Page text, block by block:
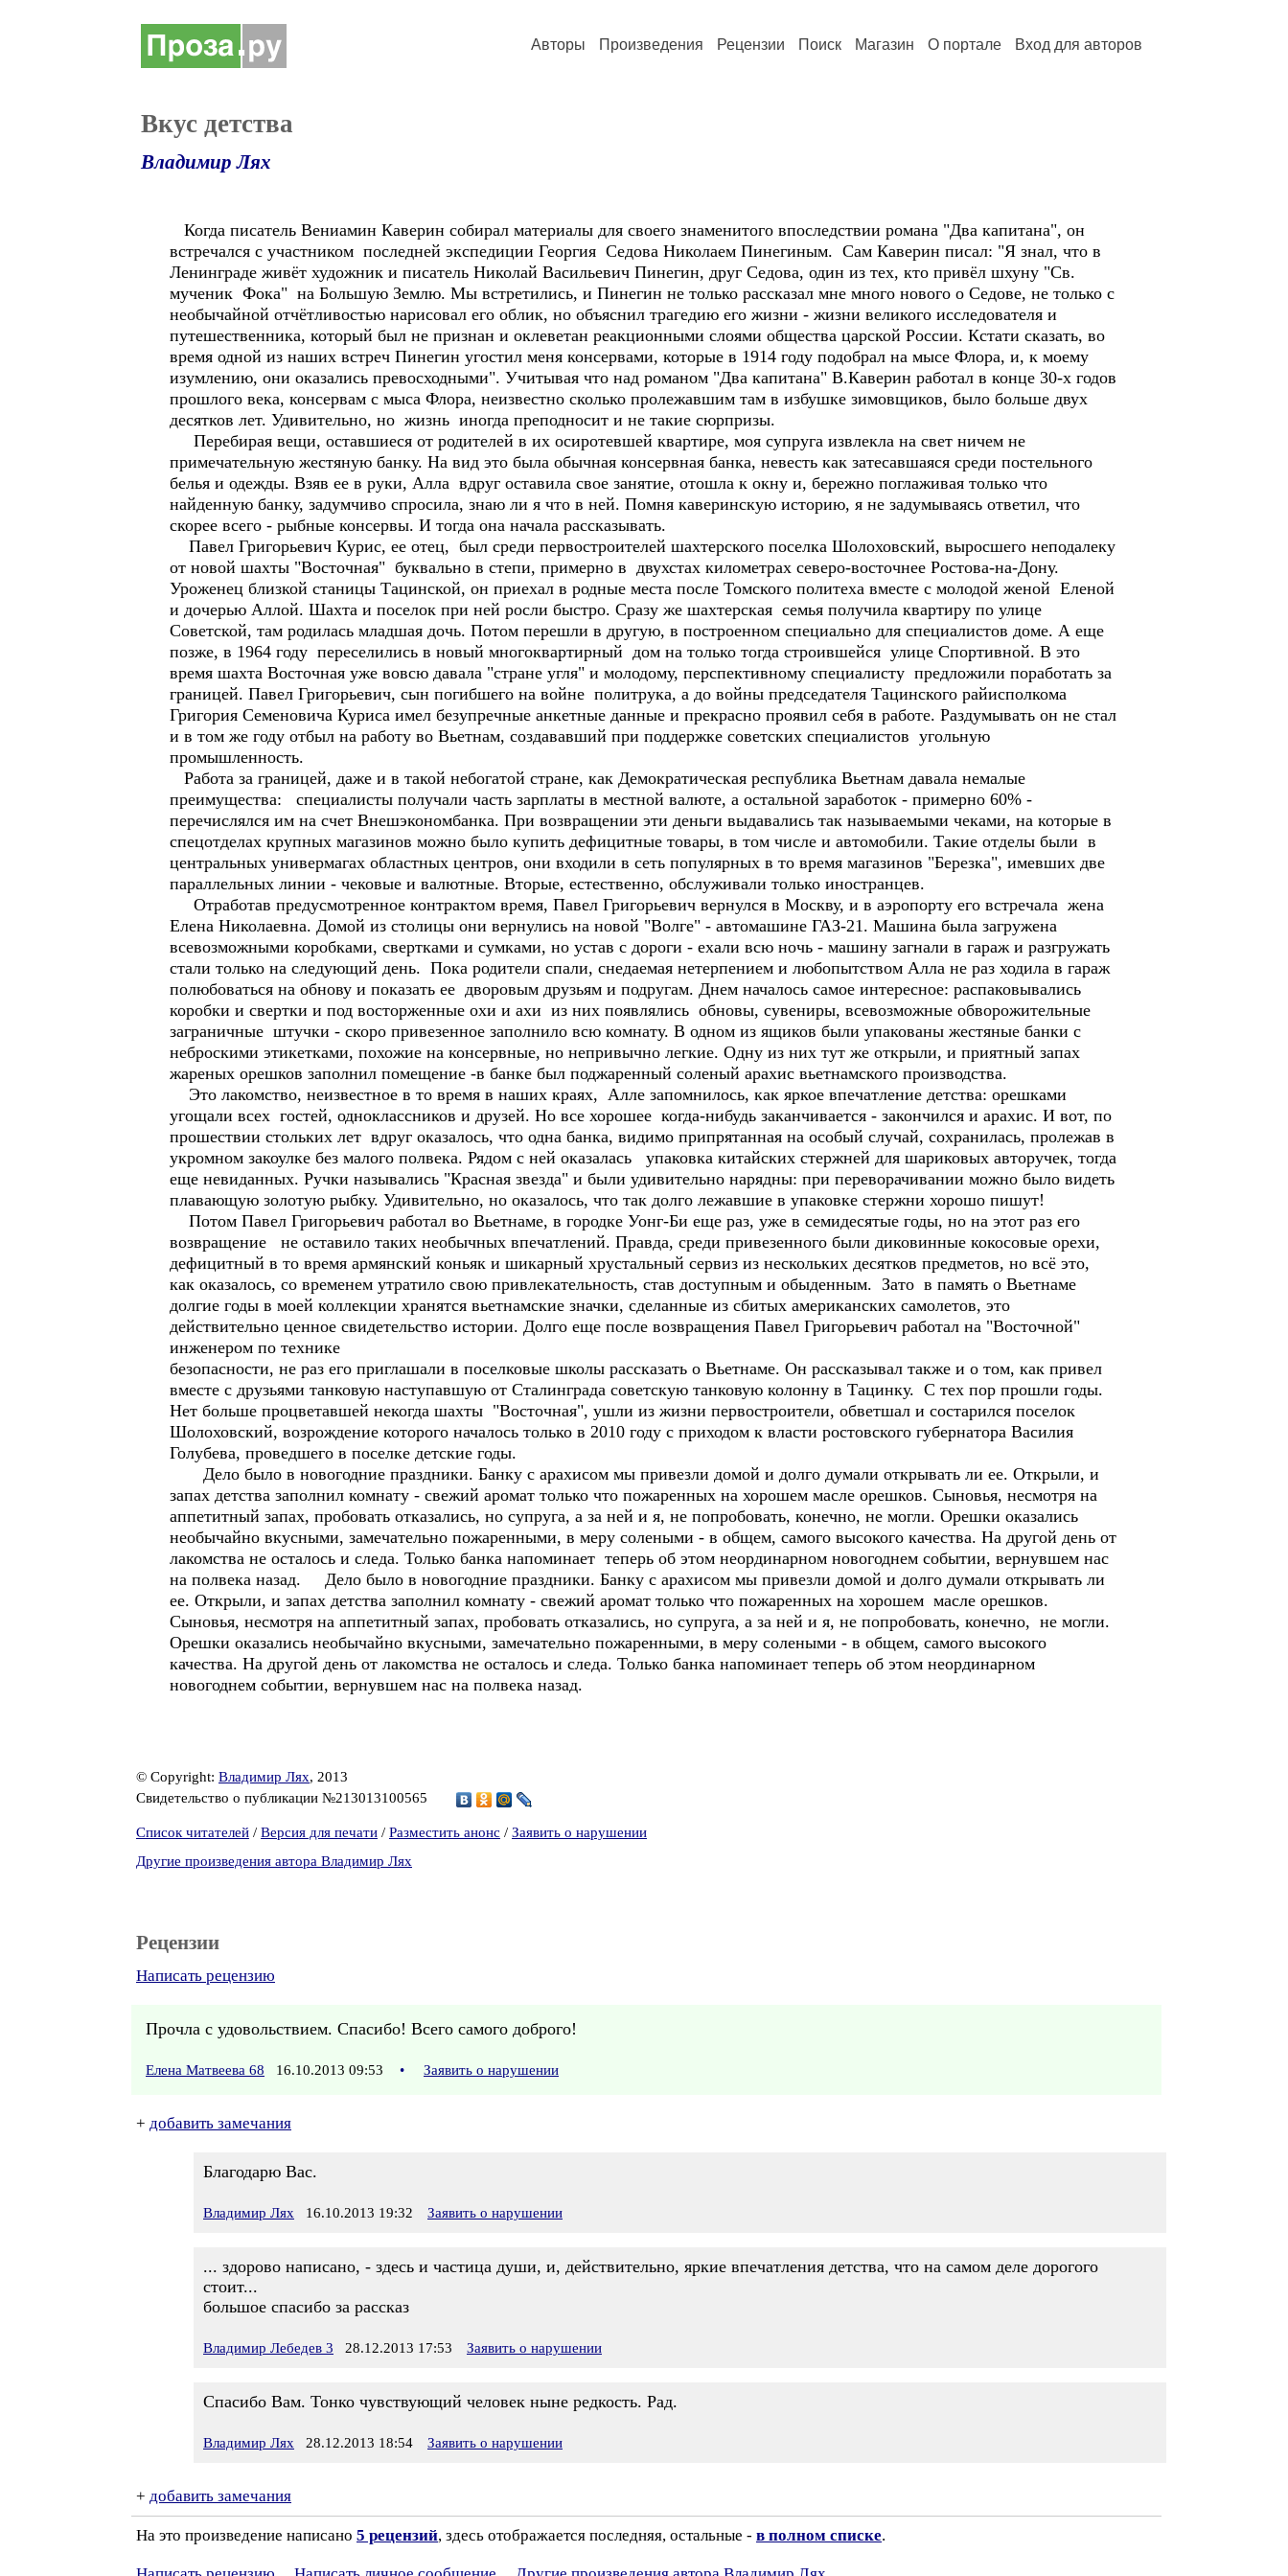
Авторы Произведения Рецензии Поиск Магазин О портале Вход для авторов
Вкус детства
Владимир Лях
Когда писатель Вениамин Каверин собирал материалы для своего знаменитого впоследствии романа "Два капитана", он
встречался с участником последней экспедиции Георгия Седова Николаем Пинегиным. Сам Каверин писал: "Я знал, что в
Ленинграде живёт художник и писатель Николай Васильевич Пинегин, друг Седова, один из тех, кто привёл шхуну "Св.
мученик Фока" на Большую Землю. Мы встретились, и Пинегин не только рассказал мне много нового о Седове, не только с
необычайной отчётливостью нарисовал его облик, но объяснил трагедию его жизни - жизни великого исследователя и
путешественника, который был не признан и оклеветан реакционными слоями общества царской России. Кстати сказать, во
время одной из наших встреч Пинегин угостил меня консервами, которые в 1914 году подобрал на мысе Флора, и, к моему
изумлению, они оказались превосходными". Учитывая что над романом "Два капитана" В.Каверин работал в конце 30-х годов
прошлого века, консервам с мыса Флора, неизвестно сколько пролежавшим там в избушке зимовщиков, было больше двух
десятков лет. Удивительно, но жизнь иногда преподносит и не такие сюрпризы.
Перебирая вещи, оставшиеся от родителей в их осиротевшей квартире, моя супруга извлекла на свет ничем не
примечательную жестяную банку. На вид это была обычная консервная банка, невесть как затесавшаяся среди постельного
белья и одежды. Взяв ее в руки, Алла вдруг оставила свое занятие, отошла к окну и, бережно поглаживая только что
найденную банку, задумчиво спросила, знаю ли я что в ней. Помня каверинскую историю, я не задумываясь ответил, что
скорее всего - рыбные консервы. И тогда она начала рассказывать.
Павел Григорьевич Курис, ее отец, был среди первостроителей шахтерского поселка Шолоховский, выросшего неподалеку
от новой шахты "Восточная" буквально в степи, примерно в двухстах километрах северо-восточнее Ростова-на-Дону.
Уроженец близкой станицы Тацинской, он приехал в родные места после Томского политеха вместе с молодой женой Еленой
и дочерью Аллой. Шахта и поселок при ней росли быстро. Сразу же шахтерская семья получила квартиру по улице
Советской, там родилась младшая дочь. Потом перешли в другую, в построенном специально для специалистов доме. А еще
позже, в 1964 году переселились в новый многоквартирный дом на только тогда строившейся улице Спортивной. В это
время шахта Восточная уже вовсю давала "стране угля" и молодому, перспективному специалисту предложили поработать за
границей. Павел Григорьевич, сын погибшего на войне политрука, а до войны председателя Тацинского райисполкома
Григория Семеновича Куриса имел безупречные анкетные данные и прекрасно проявил себя в работе. Раздумывать он не стал
и в том же году отбыл на работу во Вьетнам, создававший при поддержке советских специалистов угольную
промышленность.
Работа за границей, даже и в такой небогатой стране, как Демократическая республика Вьетнам давала немалые
преимущества: специалисты получали часть зарплаты в местной валюте, а остальной заработок - примерно 60% -
перечислялся им на счет Внешэкономбанка. При возвращении эти деньги выдавались так называемыми чеками, на которые в
спецотделах крупных магазинов можно было купить дефицитные товары, в том числе и автомобили. Такие отделы были в
центральных универмагах областных центров, они входили в сеть популярных в то время магазинов "Березка", имевших две
параллельных линии - чековые и валютные. Вторые, естественно, обслуживали только иностранцев.
Отработав предусмотренное контрактом время, Павел Григорьевич вернулся в Москву, и в аэропорту его встречала жена
Елена Николаевна. Домой из столицы они вернулись на новой "Волге" - автомашине ГАЗ-21. Машина была загружена
всевозможными коробками, свертками и сумками, но устав с дороги - ехали всю ночь - машину загнали в гараж и разгружать
стали только на следующий день. Пока родители спали, снедаемая нетерпением и любопытством Алла не раз ходила в гараж
полюбоваться на обнову и показать ее дворовым друзьям и подругам. Днем началось самое интересное: распаковывались
коробки и свертки и под восторженные охи и ахи из них появлялись обновы, сувениры, всевозможные обворожительные
заграничные штучки - скоро привезенное заполнило всю комнату. В одном из ящиков были упакованы жестяные банки с
неброскими этикетками, похожие на консервные, но непривычно легкие. Одну из них тут же открыли, и приятный запах
жареных орешков заполнил помещение -в банке был поджаренный соленый арахис вьетнамского производства.
Это лакомство, неизвестное в то время в наших краях, Алле запомнилось, как яркое впечатление детства: орешками
угощали всех гостей, одноклассников и друзей. Но все хорошее когда-нибудь заканчивается - закончился и арахис. И вот, по
прошествии стольких лет вдруг оказалось, что одна банка, видимо припрятанная на особый случай, сохранилась, пролежав в
укромном закоулке без малого полвека. Рядом с ней оказалась упаковка китайских стержней для шариковых авторучек, тогда
еще невиданных. Ручки назывались "Красная звезда" и были удивительно нарядны: при переворачивании можно было видеть
плавающую золотую рыбку. Удивительно, но оказалось, что так долго лежавшие в упаковке стержни хорошо пишут!
Потом Павел Григорьевич работал во Вьетнаме, в городке Уонг-Би еще раз, уже в семидесятые годы, но на этот раз его
возвращение не оставило таких необычных впечатлений. Правда, среди привезенного были диковинные кокосовые орехи,
дефицитный в то время армянский коньяк и шикарный хрустальный сервиз из нескольких десятков предметов, но всё это,
как оказалось, со временем утратило свою привлекательность, став доступным и обыденным. Зато в память о Вьетнаме
долгие годы в моей коллекции хранятся вьетнамские значки, сделанные из сбитых американских самолетов, это
действительно ценное свидетельство истории. Долго еще после возвращения Павел Григорьевич работал на "Восточной"
инженером по технике
безопасности, не раз его приглашали в поселковые школы рассказать о Вьетнаме. Он рассказывал также и о том, как привел
вместе с друзьями танковую наступавшую от Сталинграда советскую танковую колонну в Тацинку. С тех пор прошли годы.
Нет больше процветавшей некогда шахты "Восточная", ушли из жизни первостроители, обветшал и состарился поселок
Шолоховский, возрождение которого началось только в 2010 году с приходом к власти ростовского губернатора Василия
Голубева, проведшего в поселке детские годы.
Дело было в новогодние праздники. Банку с арахисом мы привезли домой и долго думали открывать ли ее. Открыли, и
запах детства заполнил комнату - свежий аромат только что пожаренных на хорошем масле орешков. Сыновья, несмотря на
аппетитный запах, пробовать отказались, но супруга, а за ней и я, не попробовать, конечно, не могли. Орешки оказались
необычайно вкусными, замечательно пожаренными, в меру солеными - в общем, самого высокого качества. На другой день от
лакомства не осталось и следа. Только банка напоминает теперь об этом неординарном новогоднем событии, вернувшем нас
на полвека назад. Дело было в новогодние праздники. Банку с арахисом мы привезли домой и долго думали открывать ли
ее. Открыли, и запах детства заполнил комнату - свежий аромат только что пожаренных на хорошем масле орешков.
Сыновья, несмотря на аппетитный запах, пробовать отказались, но супруга, а за ней и я, не попробовать, конечно, не могли.
Орешки оказались необычайно вкусными, замечательно пожаренными, в меру солеными - в общем, самого высокого
качества. На другой день от лакомства не осталось и следа. Только банка напоминает теперь об этом неординарном
новогоднем событии, вернувшем нас на полвека назад.
© Copyright: Владимир Лях, 2013
Свидетельство о публикации №213013100565
Список читателей / Версия для печати / Разместить анонс / Заявить о нарушении
Другие произведения автора Владимир Лях
Рецензии
Написать рецензию
Прочла с удовольствием. Спасибо! Всего самого доброго!
Елена Матвеева 68 16.10.2013 09:53 • Заявить о нарушении
+ добавить замечания
Благодарю Вас.
Владимир Лях 16.10.2013 19:32 Заявить о нарушении
... здорово написано, - здесь и частица души, и, действительно, яркие впечатления детства, что на самом деле дорогого
стоит...
большое спасибо за рассказ
Владимир Лебедев 3 28.12.2013 17:53 Заявить о нарушении
Спасибо Вам. Тонко чувствующий человек ныне редкость. Рад.
Владимир Лях 28.12.2013 18:54 Заявить о нарушении
+ добавить замечания
На это произведение написано 5 рецензий, здесь отображается последняя, остальные - в полном списке.